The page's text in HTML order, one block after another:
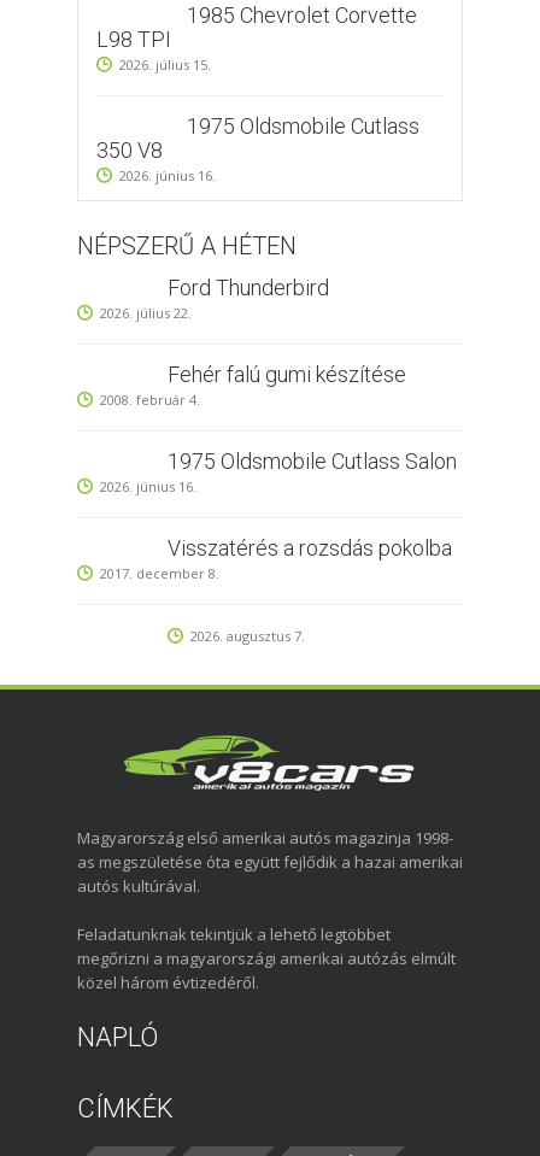
1985 Chevrolet Corvette
L98 TPI
2026. július 15.
1975 Oldsmobile Cutlass
350 V8
2026. június 16.
NÉPSZERŰ A HÉTEN
Ford Thunderbird
2026. július 22.
Fehér falú gumi készítése
2008. február 4.
1975 Oldsmobile Cutlass Salon
2026. június 16.
Visszatérés a rozsdás pokolba
2017. december 8.
2026. augusztus 7.
Magyarország első amerikai autós magazinja 1998-
as megszületése óta együtt fejlődik a hazai amerikai
autós kultúrával.
Feladatunknak tekintjük a lehető legtöbbet
megőrizni a magyarországi amerikai autózás elmúlt
közel három évtizedéről.
NAPLÓ
CÍMKÉK